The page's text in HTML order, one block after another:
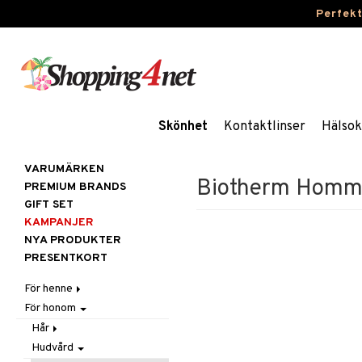
Skönhet Kontaktlinser
Biotherm
VARUMÄRKEN
PREMIUM BRANDS
GIFT SET
KAMPANJER
NYA PRODUKTER
PRESENTKORT
För henne
Hår
Accessoarer
Balsam
Hudvård
Ansiktscremer
Kosmetika
För honom
Hår
Balsam
Hudvård